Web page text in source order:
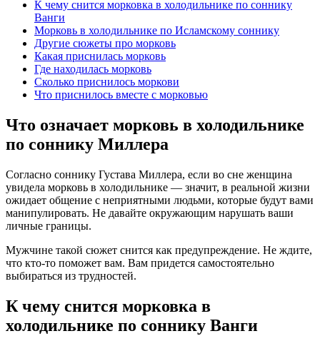
К чему снится морковка в холодильнике по соннику
Ванги
Морковь в холодильнике по Исламскому соннику
Другие сюжеты про морковь
Какая приснилась морковь
Где находилась морковь
Сколько приснилось моркови
Что приснилось вместе с морковью
Что означает морковь в холодильнике
по соннику Миллера
Согласно соннику Густава Миллера, если во сне женщина
увидела морковь в холодильнике — значит, в реальной жизни
ожидает общение с неприятными людьми, которые будут вами
манипулировать. Не давайте окружающим нарушать ваши
личные границы.
Мужчине такой сюжет снится как предупреждение. Не ждите,
что кто-то поможет вам. Вам придется самостоятельно
выбираться из трудностей.
К чему снится морковка в
холодильнике по соннику Ванги